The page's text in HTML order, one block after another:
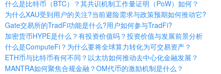
什么是比特币（BTC）？其共识机制工作量证明（PoW）如何？
为什么XAU受到用户的关注?当前避险需求与政策预期如何推动它?
Gate交易所的TradFi功能是什么?用户如何参与TradFi?
加密货币HYPE是什么？有投资价值吗？投资价值与发展前景分析
什么是ComputeFi？为什么要将全球算力转化为可交易资产？
ETH币与比特币有何不同？以太坊如何推动去中心化金融发展？
MANTRA如何聚焦合规金融？OM代币的激励机制是什么？